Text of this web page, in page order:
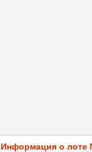
Информация о лоте